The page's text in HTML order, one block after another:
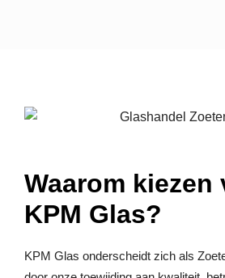
Waarom kiezen
KPM Glas?
KPM Glas onderscheidt zich als